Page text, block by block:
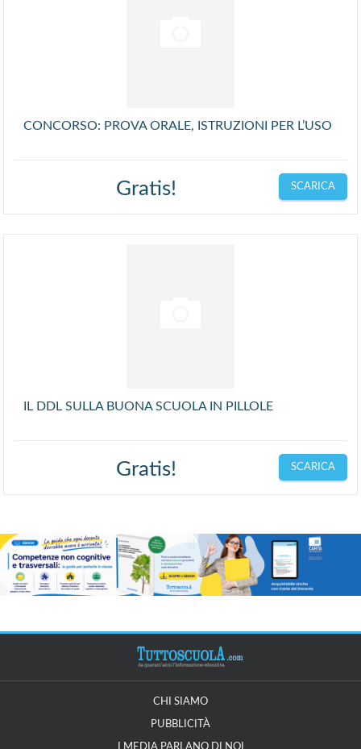
CONCORSO: PROVA ORALE, ISTRUZIONI PER L’USO
Gratis! SCARICA
IL DDL SULLA BUONA SCUOLA IN PILLOLE
Gratis! SCARICA
CHI SIAMO
PUBBLICITÀ
I MEDIA PARLANO DI NOI